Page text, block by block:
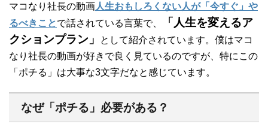
マコなり社長の動画人生おもしろくない人が「今すぐ」や
るべきことで話されている言葉で、
「人生を変えるア
クションプラン」
として紹介されています。僕はマコ
なり社長の動画が好きで良く見ているのですが、特にこの
「ポチる」は大事な3文字だなと感じています。
なぜ「ポチる」必要がある？